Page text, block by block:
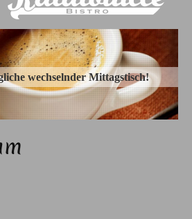
wechselnder Mittagstisch!